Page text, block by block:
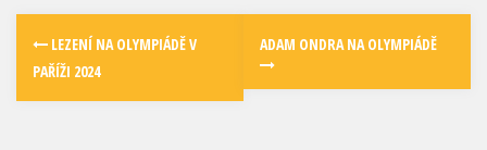
LEZENÍ NA OLYMPIÁDĚ V
PAŘÍŽI 2024
ADAM ONDRA NA OLYMPIÁDĚ